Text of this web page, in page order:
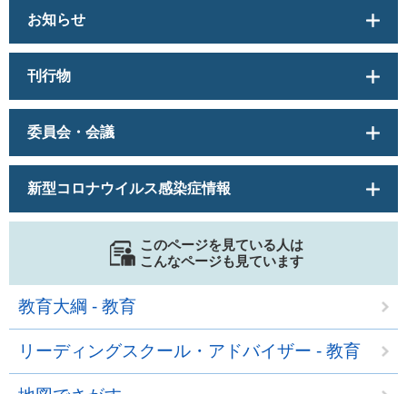
お知らせ
刊行物
委員会・会議
新型コロナウイルス感染症情報
このページを見ている人は
こんなページも見ています
教育大綱 - 教育
リーディングスクール・アドバイザー - 教育